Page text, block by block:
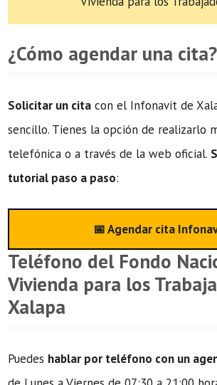
¿Cómo agendar una cita?
Solicitar un cita con el Infonavit de
sencillo. Tienes la opción de realizarlo
telefónica o a través de la web oficial.
tutorial paso a paso:
📅 Agendar cita
Teléfono del Fondo
Vivienda para los
Xalapa
Puedes hablar por teléfono con un